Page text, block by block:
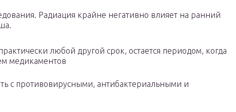
Радиация крайне негативно влияет на ранний
любой другой срок, остается периодом, когда
медикаментов
с противовирусными, антибактериальными и